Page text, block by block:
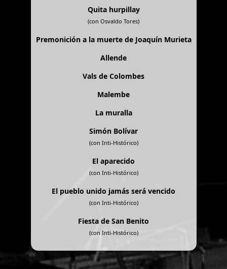
Quita hurpillay
(con Osvaldo Tores)
Premonición a la muerte de Joaquín Murieta
Allende
Vals de Colombes
Malembe
La muralla
Simón Bolívar
(con Inti-Histórico)
El aparecido
(con Inti-Histórico)
El pueblo unido jamás será vencido
(con Inti-Histórico)
Fiesta de San Benito
(con Inti-Histórico)